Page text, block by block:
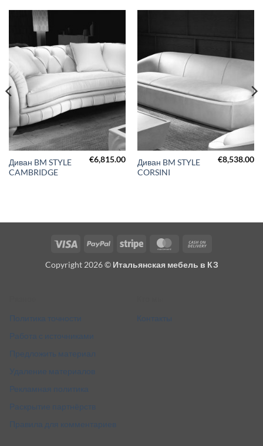
Диван BM STYLE
CAMBRIDGE
€6,815.00
Диван BM STYLE
CORSINI
€8,538.00
Visa PayPal Stripe MasterCard
Delivery
Copyright 2026 © Итальянская мебель в КЗ
Политика точности
Работа с источниками
Предложить материал
Удаление материалов
Рекламная политика
Раскрытие партнёрств
Правила для комментариев
Контакты